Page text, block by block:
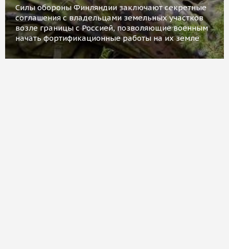
Силы обороны Финляндии заключают секретные
соглашения с владельцами земельных участков
возле границы с Россией, позволяющие военным
начать фортификационные работы на их земле